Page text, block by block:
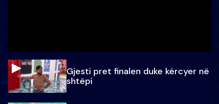
Gjesti pret finalen duke kërcyer në
shtëpi